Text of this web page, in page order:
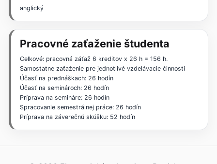
anglický
Pracovné zaťaženie študenta
Celkové: pracovná záťaž 6 kreditov x 26 h = 156 h.
Samostatne zaťaženie pre jednotlivé vzdelávacie činnosti
Účasť na prednáškach: 26 hodín
Účasť na seminároch: 26 hodín
Príprava na semináre: 26 hodín
Spracovanie semestrálnej práce: 26 hodín
Príprava na záverečnú skúšku: 52 hodín